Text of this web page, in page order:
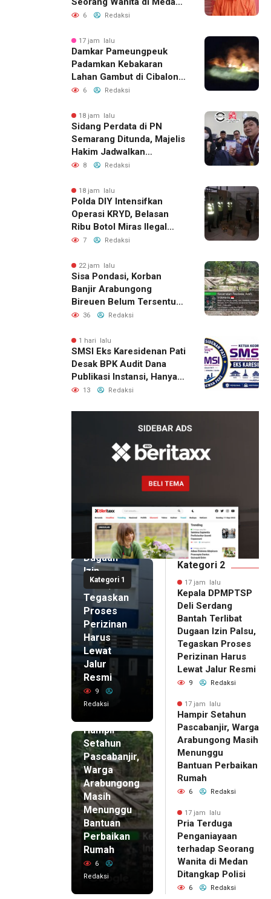
Ditangkap Polisi
6 Redaksi
17 jam lalu
Damkar Pameungpeuk
Padamkan Kebakaran
Lahan Gambut di Cibalong,
Permukiman Warga
6 Redaksi
18 jam lalu
Sidang Perdata di PN
Semarang Ditunda, Majelis
Hakim Jadwalkan
Pemanggilan Ulang BPR
8 Redaksi
18 jam lalu
Polda DIY Intensifkan
Operasi KRYD, Belasan
Ribu Botol Miras Ilegal
Berhasil Diamankan
7 Redaksi
22 jam lalu
Sisa Pondasi, Korban
Banjir Arabungong
Bireuen Belum Tersentuh
Bantuan Pascabencana
36 Redaksi
1 hari lalu
SMSI Eks Karesidenan Pati
Desak BPK Audit Dana
Publikasi Instansi, Hanya
untuk Perusahaan Pers
13 Redaksi
Kategori 1
Deli
Serdang
Bantah
Terlibat
Dugaan
Izin
Palsu,
Tegaskan
Proses
Perizinan
Harus
Lewat
Jalur
Resmi
9
Redaksi
Hampir
Setahun
Pascabanjir,
Warga
Arabungong
Masih
Menunggu
Bantuan
Perbaikan
Rumah
6
Redaksi
Kategori 2
17 jam lalu
Kepala DPMPTSP
Deli Serdang
Bantah Terlibat
Dugaan Izin Palsu,
Tegaskan Proses
Perizinan Harus
Lewat Jalur Resmi
9 Redaksi
17 jam lalu
Hampir Setahun
Pascabanjir, Warga
Arabungong Masih
Menunggu
Bantuan Perbaikan
Rumah
6 Redaksi
17 jam lalu
Pria Terduga
Penganiayaan
terhadap Seorang
Wanita di Medan
Ditangkap Polisi
6 Redaksi